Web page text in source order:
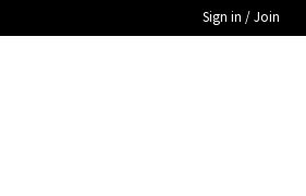
Sign in / Join